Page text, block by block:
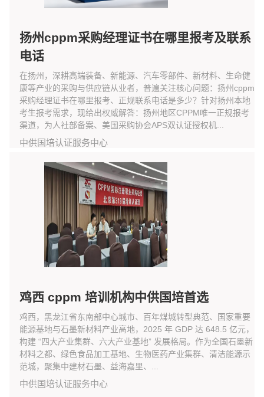
扬州cppm采购经理证书在哪里报考及联系
电话
在扬州，深耕高端装备、新能源、汽车零部件、新材料、生命健
康等产业的采购与供应链从业者，普遍关注核心问题：扬州cppm
采购经理证书在哪里报考、正规联系电话是多少？针对扬州本地
考生报考需求，现给出权威解答：扬州地区CPPM唯一正规报考
渠道，为人社部备案、美国采购协会APS双认证授权机...
中供国培认证服务中心
鸡西 cppm 培训机构中供国培首选
鸡西，黑龙江省东南部中心城市、百年煤城转型典范、国家重要
能源基地与石墨新材料产业高地，2025 年 GDP 达 648.5 亿元，
构建 “四大产业集群、六大产业基地” 发展格局。作为全国石墨新
材料之都、绿色食品加工基地、生物医药产业集群、清洁能源示
范城，聚集中建材石墨、益海嘉里、...
中供国培认证服务中心